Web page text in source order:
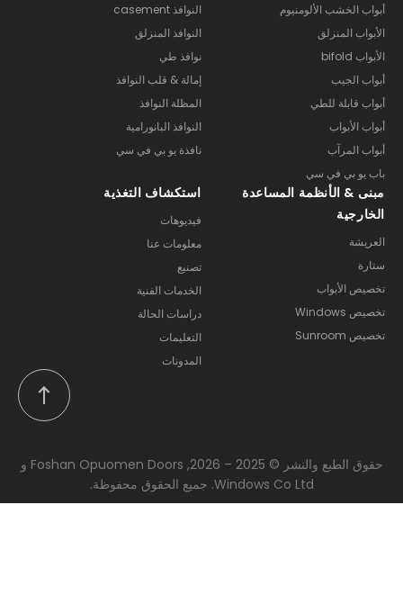
أبواب الخشب الألومنيوم
الأبواب المنزلق
الأبواب bifold
أبواب الجيب
أبواب قابلة للطي
أبواب الأبواب
أبواب المرآب
باب يو بي في سي
النوافذ casement
النوافذ المنزلق
نوافذ طي
إمالة & قلب النوافذ
المظلة النوافذ
النوافذ البانورامية
نافذة يو بي في سي
مبنى & الأنظمة المساعدة
الخارجية
العريشة
ستارة
تخصيص الأبواب
تخصيص Windows
تخصيص Sunroom
استكشاف التغذية
فيديوهات
معلومات عنا
تصنيع
الخدمات الفنية
دراسات الحالة
التعليمات
المدونات
حقوق الطبع والنشر © 2025 – 2026, Foshan Opuomen Doors و
Windows Co Ltd. جميع الحقوق محفوظة.